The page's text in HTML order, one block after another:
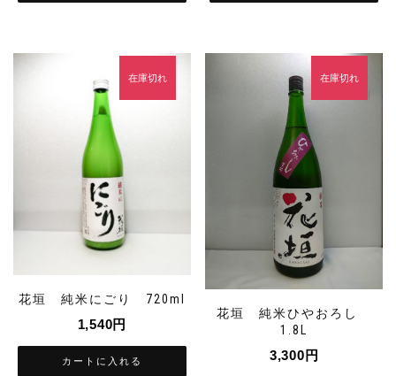
花垣 純米にごり 720ml
1,540円
在庫切れ
カートに入れる
花垣 純米ひやおろし
1.8L
3,300 円
在庫切れ